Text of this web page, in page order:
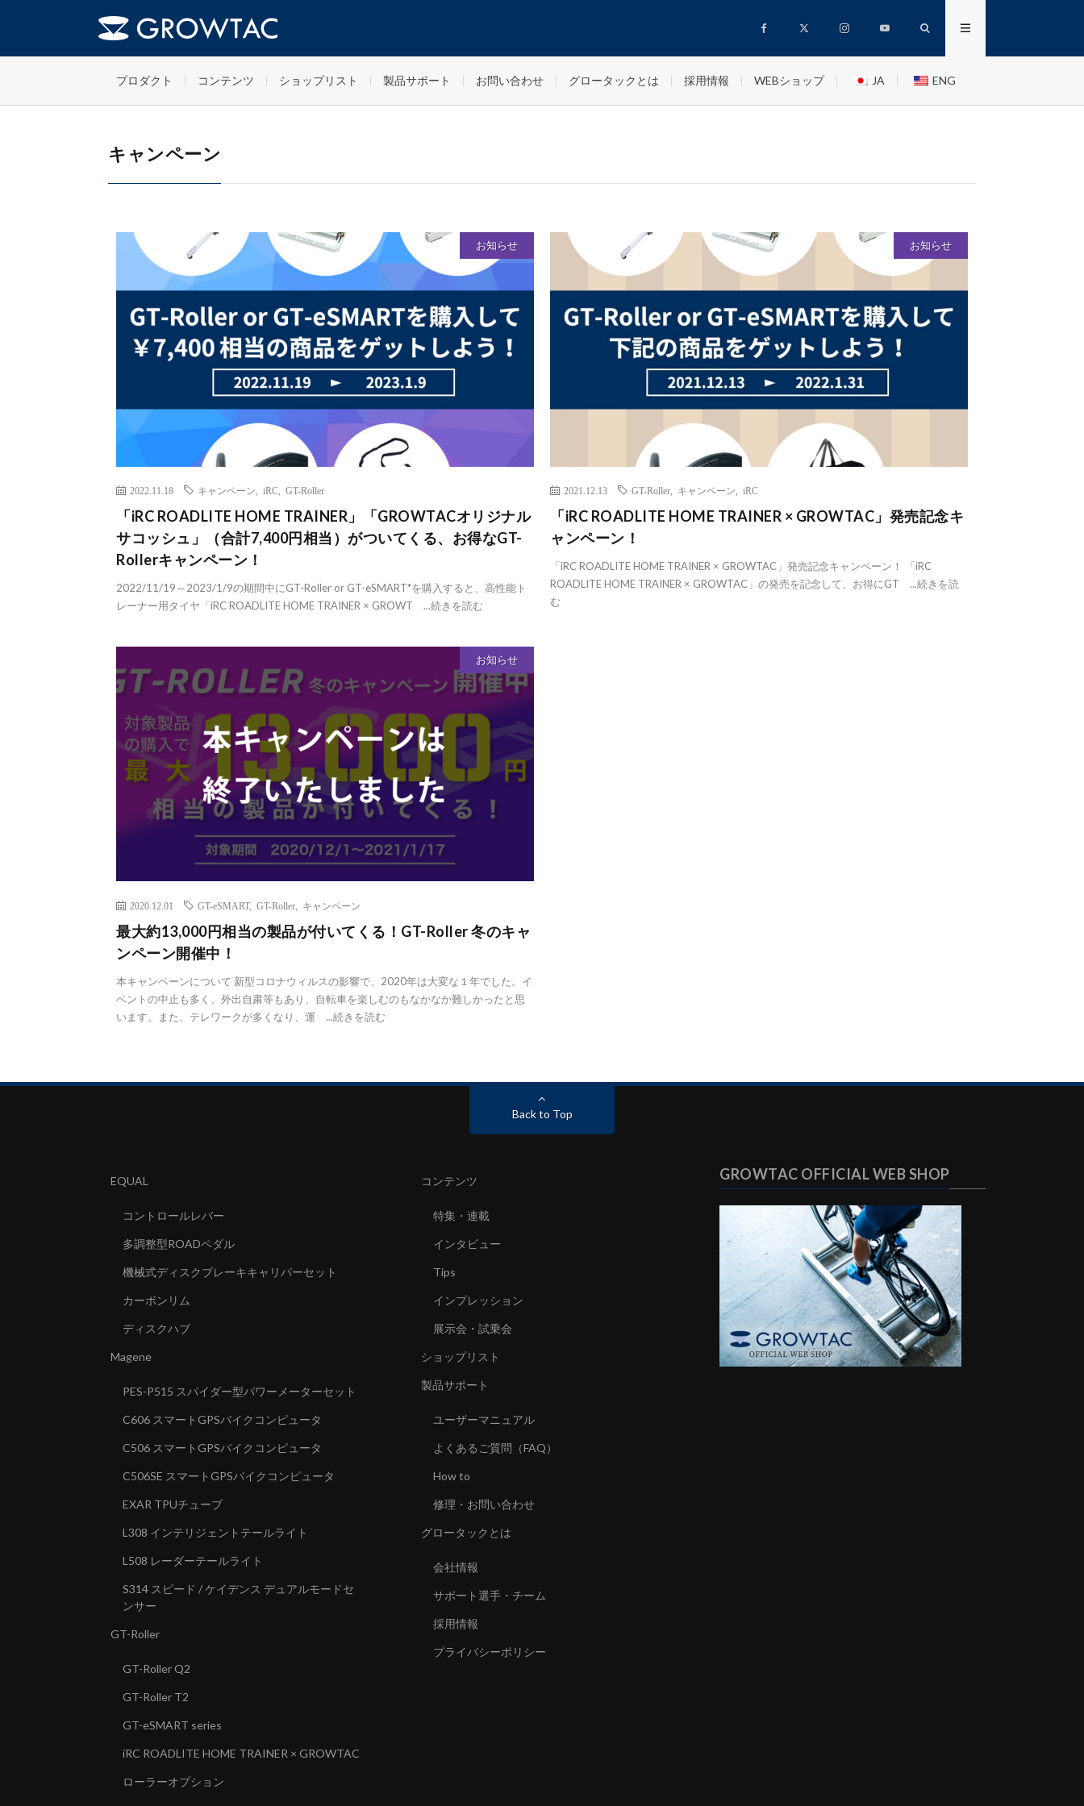
プロダクト コンテンツ ショップリスト 製品サポート お問い合わせ グロータックとは 採用情報 WEBショップ JA ENG
HOME キャンペーン
キャンペーン
お知らせ
2022.11.18 キャンペーン iRC GT-Roller
「iRC ROADLITE HOME TRAINER」「GROWTACオリジナル
サコッシュ」（合計7,400円相当）がついてくる、お得なGT-
Rollerキャンペーン！
2022/11/19～2023/1/9の期間中にGT-Roller or GT-eSMART*を購入すると、高性能ト
レーナー用タイヤ「iRC ROADLITE HOME TRAINER × GROWT ...続きを読む
お知らせ
2021.12.13 GT-Roller キャンペーン iRC
「iRC ROADLITE HOME TRAINER × GROWTAC」発売記念キ
ャンペーン！
「iRC ROADLITE HOME TRAINER × GROWTAC」発売記念キャンペーン！ 「iRC
ROADLITE HOME TRAINER × GROWTAC」の発売を記念して、お得にGT ...続きを読
む
お知らせ
2020.12.01 GT-eSMART, GT-Roller キャンペーン
最大約13,000円相当の製品が付いてくる！GT-Roller 冬のキャ
ンペーン開催中！
本キャンペーンについて 新型コロナウィルスの影響で、2020年は大変な１年でした。イ
ベントの中止も多く、外出自粛等もあり、自転車を楽しむのもなかなか難しかったと思
います。また、テレワークが多くなり、運 ...続きを読む
Back to Top
EQUAL
コントロールレバー
多調整型ROADペダル
機械式ディスクブレーキキャリパーセット
カーボンリム
ディスクハブ
Magene
PES-P515 スパイダー型パワーメーターセット
C606 スマートGPSバイクコンピュータ
C506 スマートGPSバイクコンピュータ
C506SE スマートGPSバイクコンピュータ
EXAR TPUチューブ
L308 インテリジェントテールライト
L508 レーダーテールライト
S314 スピード / ケイデンス デュアルモードセ
ンサー
GT-Roller
GT-Roller Q2
GT-Roller T2
GT-eSMART series
iRC ROADLITE HOME TRAINER × GROWTAC
ローラーオプション
コンテンツ
特集・連載
インタビュー
Tips
インプレッション
展示会・試乗会
ショップリスト
製品サポート
ユーザーマニュアル
よくあるご質問（FAQ）
How to
修理・お問い合わせ
グロータックとは
会社情報
サポート選手・チーム
採用情報
プライバシーポリシー
GROWTAC OFFICIAL WEB SHOP